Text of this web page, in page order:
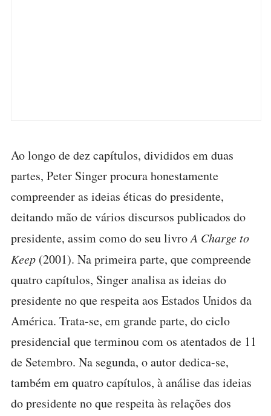
Ao longo de dez capítulos, divididos em duas
partes, Peter Singer procura honestamente
compreender as ideias éticas do presidente,
deitando mão de vários discursos publicados do
presidente, assim como do seu livroA Charge to
Keep (2001). Na primeira parte, que compreende
quatro capítulos, Singer analisa as ideias do
presidente no que respeita aos Estados Unidos da
América. Trata-se, em grande parte, do ciclo
presidencial que terminou com os atentados de 11
de Setembro. Na segunda, o autor dedica-se,
também em quatro capítulos, à análise das ideias
do presidente no que respeita às relações dos